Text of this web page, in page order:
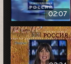
02:07